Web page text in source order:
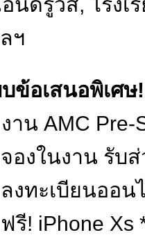
ฯ
ข้อเสนอพิเศษ
งาน AMC
องในงาน รับ
งทะเบียนออน
รี! iPhone